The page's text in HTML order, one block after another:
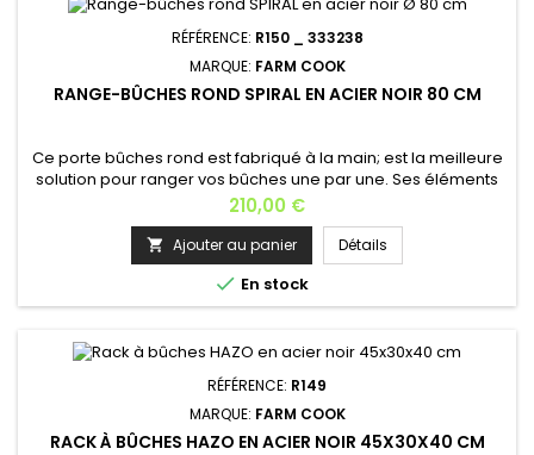
RÉFÉRENCE: R150 _ 333238
MARQUE: FARM COOK
RANGE-BÛCHES ROND SPIRAL EN ACIER NOIR 80 CM
Ce porte bûches rond est fabriqué à la main; est la meilleure
solution pour ranger vos bûches une par une. Ses éléments
sont soudés, non vissés qui rend son support plus stable.Il
sera un bel accessoire pour votre cheminée, et ne prend
pas beaucoup de place dans votre salon.Porte bûche de
très grande contenance: environ plus 100 bûches (selon les...
Prix
210,00 €
 Ajouter au panier Détails
 En stock
RÉFÉRENCE: R149
MARQUE: FARM COOK
RACK À BÛCHES HAZO EN ACIER NOIR 45X30X40 CM